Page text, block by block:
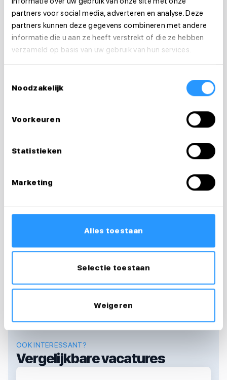
partners voor social media, adverteren en analyse. Deze
partners kunnen deze gegevens combineren met andere
informatie die u aan ze heeft verstrekt of die ze hebben
verzameld op basis van uw gebruik van hun services.
Noodzakelijk
Voorkeuren
Statistieken
Marketing
Alles toestaan
Selectie toestaan
Weigeren
Ik help je graag
Desiree
OOK INTERESSANT?
Vergelijkbare vacatures